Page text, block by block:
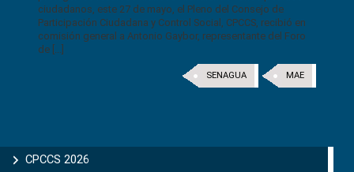
ciudadanos, este 27 de mayo, el Pleno del Consejo de
Participación Ciudadana y Control Social, CPCCS, recibió en
comisión general a Antonio Gaybor, representante del Foro
de [...]
MAE
SENAGUA
CPCCS 2026